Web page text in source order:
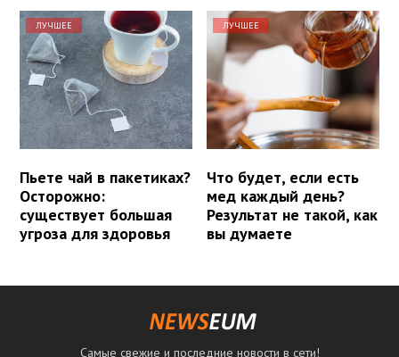
ЛУЧШЕЕ
Пьете чай в пакетиках?
Осторожно:
существует большая
угроза для здоровья
ЛУЧШЕЕ
Что будет, если есть
мед каждый день?
Результат не такой, как
вы думаете
Самые свежие и последние новости в сети!